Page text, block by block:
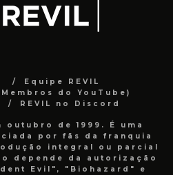
Equipe REVIL
do YouTube)
REVIL no Discord
outubro de 1999. É uma
por fãs da franquia
integral ou parcial
depende da autorização
Evil", "Biohazard" e